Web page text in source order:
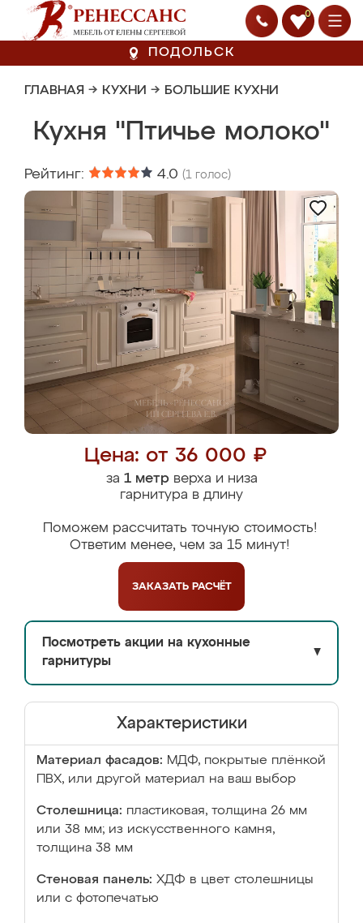
0
ПОДОЛЬСК
ГЛАВНАЯ → КУХНИ → БОЛЬШИЕ КУХНИ
Кухня "Птичье молоко"
Рейтинг: 4.0 (1 голос)
Цена: от 36 000 ₽
за 1 метрверха и низа
гарнитура в длину
Поможем рассчитать точную стоимость!
Ответим менее, чем за 15 минут!
ЗАКАЗАТЬ РАСЧЁТ
Посмотреть акции на кухонные
гарнитуры
▼
Характеристики
Материал фасадов: МДФ, покрытые плёнкой
ПВХ, или другой материал на ваш выбор
Столешница: пластиковая, толщина 26 мм
или 38 мм; из искусственного камня,
толщина 38 мм
Стеновая панель: ХДФ в цвет столешницы
или с фотопечатью